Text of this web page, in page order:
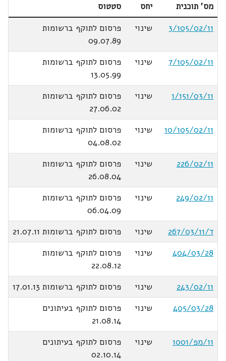
מס' תוכנית
יחס
סטטוס
3/105/02/11
שינוי
פרסום לתוקף ברשומות
09.07.89
7/105/02/11
שינוי
פרסום לתוקף ברשומות
13.05.99
1/151/03/11
שינוי
פרסום לתוקף ברשומות
27.06.02
10/105/02/11
שינוי
פרסום לתוקף ברשומות
04.08.02
226/02/11
שינוי
פרסום לתוקף ברשומות
26.08.04
249/02/11
שינוי
פרסום לתוקף ברשומות
06.04.09
ד/267/03/11
שינוי
פרסום לתוקף ברשומות 21.07.11
404/03/28
שינוי
פרסום לתוקף ברשומות
22.08.12
243/02/11
שינוי
פרסום לתוקף ברשומות 17.01.13
405/03/28
שינוי
פרסום לתוקף בעיתונים
21.08.14
11/מפ/1001
שינוי
פרסום לתוקף בעיתונים
02.10.14